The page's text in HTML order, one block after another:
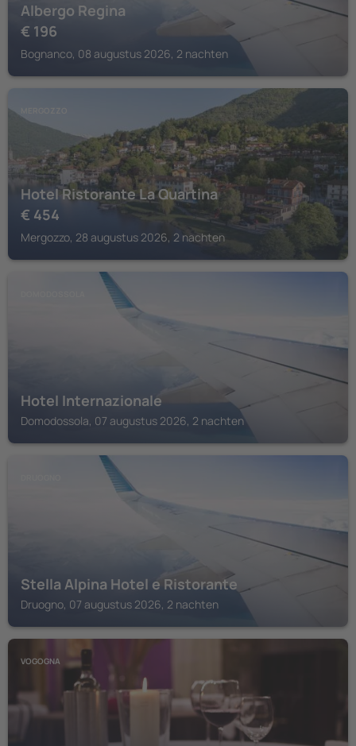
Albergo Regina
€ 196
Bognanco, 08 augustus 2026, 2 nachten
Hotel Ristorante La Quartina
€ 454
Mergozzo, 28 augustus 2026, 2 nachten
Hotel Internazionale
Domodossola, 07 augustus 2026, 2 nachten
Stella Alpina Hotel e Ristorante
Druogno, 07 augustus 2026, 2 nachten
VOGOGNA